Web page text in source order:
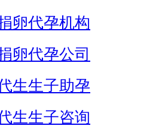
卵代孕机构
卵代孕公司
生生子助孕
生生子咨询